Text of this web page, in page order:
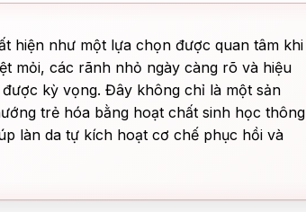
hiện như một lựa chọn được quan tâm khi
mỏi, các rãnh nhỏ ngày càng rõ và hiệu
kỳ vọng. Đây không chỉ là một sản
trẻ hóa bằng hoạt chất sinh học thông
làn da tự kích hoạt cơ chế phục hồi và